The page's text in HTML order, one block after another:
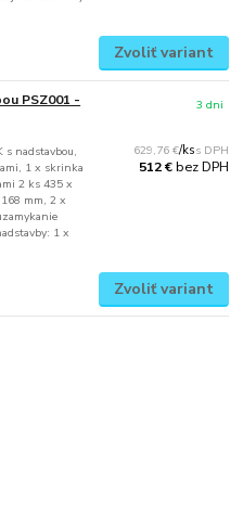
Zvoliť variant
PSZ001 -
s nadstavbou,
1 x skrinka
2 ks 435 x
mm, 2 x
1 x
629,76 €/ks
512 €bez DPH
3 dni
Zvoliť variant